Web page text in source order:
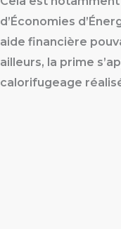
d’Économies
aide financière
ailleurs, la prime
calorifugeage